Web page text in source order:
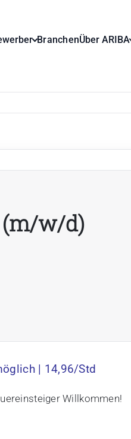
BranchenÜber ARIBA
w/d)
| 14,96/Std
Willkommen!